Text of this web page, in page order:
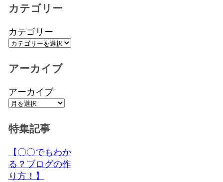
カテゴリー
カテゴリー
アーカイブ
アーカイブ
特集記事
【〇〇でもわか
る？ブログの作
り方！】